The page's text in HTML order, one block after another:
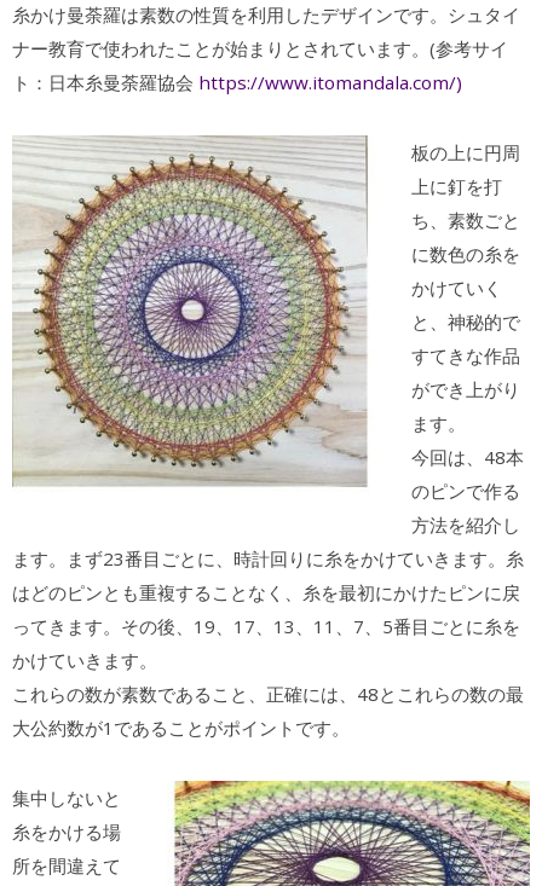
糸かけ曼荼羅は素数の性質を利用したデザインです。シュタイ
ナー教育で使われたことが始まりとされています。(参考サイ
ト：日本糸曼荼羅協会 https://www.itomandala.com/)
板の上に円周
上に釘を打
ち、素数ごと
に数色の糸を
かけていく
と、神秘的で
すてきな作品
ができ上がり
ます。
今回は、48本
のピンで作る
方法を紹介し
ます。まず23番目ごとに、時計回りに糸をかけていきます。糸
はどのピンとも重複することなく、糸を最初にかけたピンに戻
ってきます。その後、19、17、13、11、7、5番目ごとに糸を
かけていきます。
これらの数が素数であること、正確には、48とこれらの数の最
大公約数が1であることがポイントです。
集中しないと
糸をかける場
所を間違えて